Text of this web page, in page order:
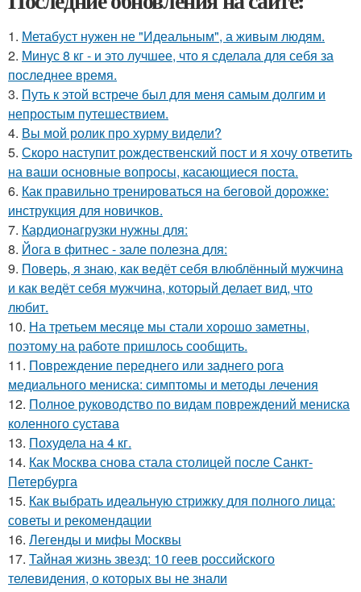
1. Метабуст нужен не "Идеальным", а живым людям.
2. Минус 8 кг - и это лучшее, что я сделала для себя за
последнее время.
3. Путь к этой встрече был для меня самым долгим и
непростым путешествием.
4. Вы мой ролик про хурму видели?
5. Скоро наступит рождественский пост и я хочу ответить
на ваши основные вопросы, касающиеся поста.
6. Как правильно тренироваться на беговой дорожке:
инструкция для новичков.
7. Кардионагрузки нужны для:
8. Йога в фитнес - зале полезна для:
9. Поверь, я знаю, как ведёт себя влюблённый мужчина
и как ведёт себя мужчина, который делает вид, что
любит.
10. На третьем месяце мы стали хорошо заметны,
поэтому на работе пришлось сообщить.
11. Повреждение переднего или заднего рога
медиального мениска: симптомы и методы лечения
12. Полное руководство по видам повреждений мениска
коленного сустава
13. Похудела на 4 кг.
14. Как Москва снова стала столицей после Санкт-
Петербурга
15. Как выбрать идеальную стрижку для полного лица:
советы и рекомендации
16. Легенды и мифы Москвы
17. Тайная жизнь звезд: 10 геев российского
телевидения, о которых вы не знали